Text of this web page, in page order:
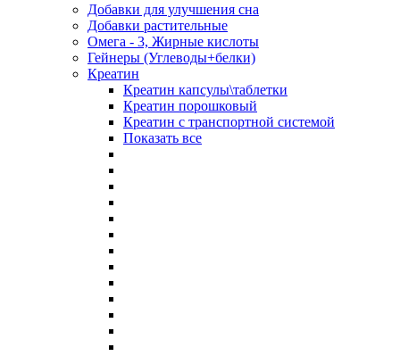
Добавки для улучшения сна
Добавки растительные
Омега - 3, Жирные кислоты
Гейнеры (Углеводы+белки)
Креатин
Креатин капсулы\таблетки
Креатин порошковый
Креатин с транспортной системой
Показать все